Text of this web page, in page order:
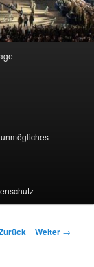
Weiter →